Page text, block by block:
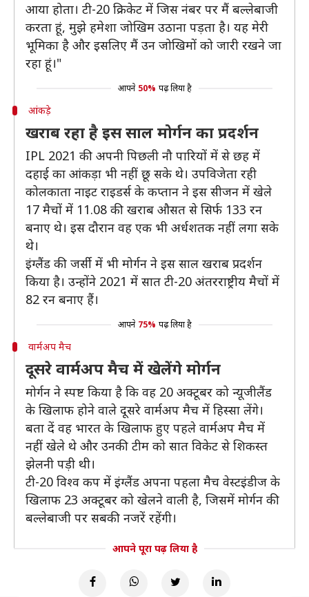
आया होता। टी-20 क्रिकेट में जिस नंबर पर मैं बल्लेबाजी
करता हूं, मुझे हमेशा जोखिम उठाना पड़ता है। यह मेरी
भूमिका है और इसलिए मैं उन जोखिमों को जारी रखने जा
रहा हूं।"
आपने 50% पढ़ लिया है
आंकड़े
खराब रहा है इस साल मोर्गन का प्रदर्शन
IPL 2021 की अपनी पिछली नौ पारियों में से छह में
दहाई का आंकड़ा भी नहीं छू सके थे। उपविजेता रही
कोलकाता नाइट राइडर्स के कप्तान ने इस सीजन में खेले
17 मैचों में 11.08 की खराब औसत से सिर्फ 133 रन
बनाए थे। इस दौरान वह एक भी अर्धशतक नहीं लगा सके
थे।
इंग्लैंड की जर्सी में भी मोर्गन ने इस साल खराब प्रदर्शन
किया है। उन्होंने 2021 में सात टी-20 अंतरराष्ट्रीय मैचों में
82 रन बनाए हैं।
आपने 75% पढ़ लिया है
वार्मअप मैच
दूसरे वार्मअप मैच में खेलेंगे मोर्गन
मोर्गन ने स्पष्ट किया है कि वह 20 अक्टूबर को न्यूजीलैंड
के खिलाफ होने वाले दूसरे वार्मअप मैच में हिस्सा लेंगे।
बता दें वह भारत के खिलाफ हुए पहले वार्मअप मैच में
नहीं खेले थे और उनकी टीम को सात विकेट से शिकस्त
झेलनी पड़ी थी।
टी-20 विश्व कप में इंग्लैंड अपना पहला मैच वेस्टइंडीज के
खिलाफ 23 अक्टूबर को खेलने वाली है, जिसमें मोर्गन की
बल्लेबाजी पर सबकी नजरें रहेंगी।
आपने पूरा पढ़ लिया है